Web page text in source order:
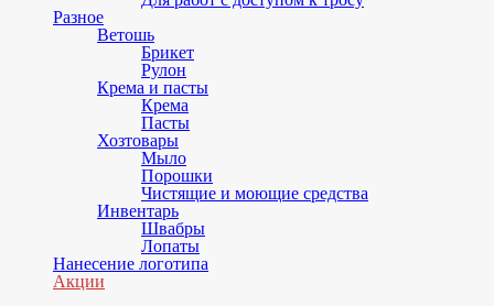
Разное
Ветошь
Брикет
Рулон
Крема и пасты
Крема
Пасты
Хозтовары
Мыло
Порошки
Чистящие и моющие средства
Инвентарь
Швабры
Лопаты
Нанесение логотипа
Акции